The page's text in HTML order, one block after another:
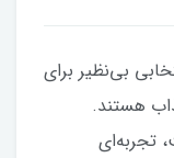
مردانه راکون 2، انتخابی بی‌نظیر برای
هستند.
تجربه‌ای